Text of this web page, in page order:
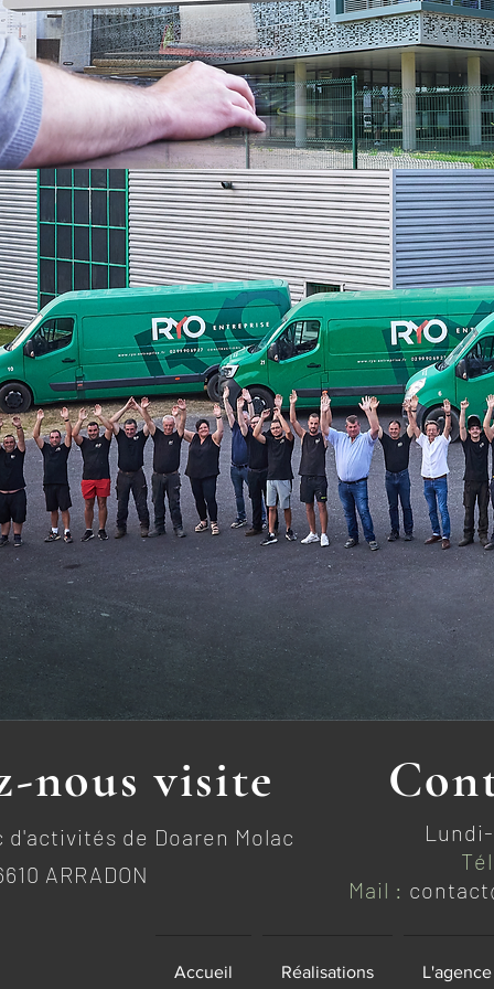
nous visite
d'activités de Doaren Molac
ARRADON
Mail :
Accueil Réalisations L'agence